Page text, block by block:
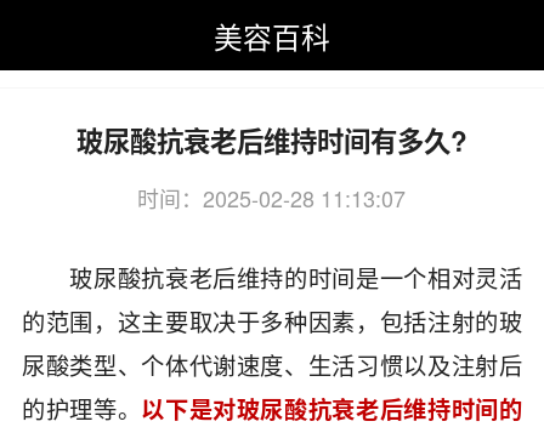
美容百科
抗衰老美容>玻尿酸抗衰老
玻尿酸抗衰老后维持时间有多久?
时间：2025-02-28 11:13:07
关键词：尿酸,抗衰老,维持,间有
玻尿酸抗衰老后维持的时间是一个相对灵活
的范围，这主要取决于多种因素，包括注射的玻
尿酸类型、个体代谢速度、生活习惯以及注射后
的护理等。 以下是对玻尿酸抗衰老后维持时间的